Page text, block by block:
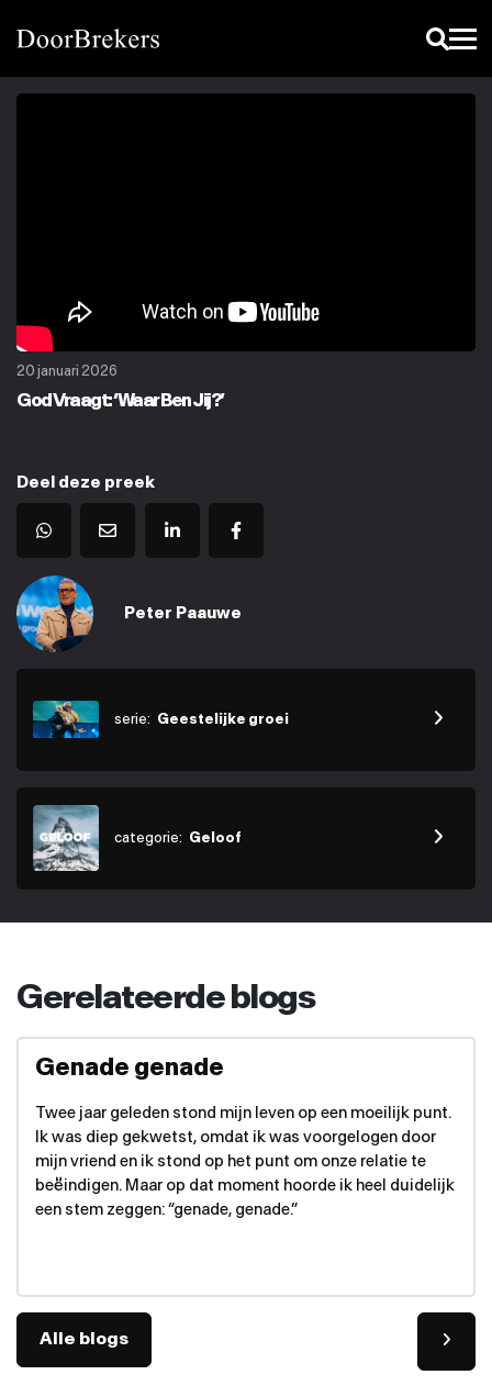
20 januari 2026
God Vraagt: ‘Waar Ben Jij?’
Deel deze preek
Peter Paauwe
serie: Geestelijke groei
categorie: Geloof
Gerelateerde blogs
Genade genade
Twee jaar geleden stond mijn leven op een moeilijk punt.
Ik was diep gekwetst, omdat ik was voorgelogen door
mijn vriend en ik stond op het punt om onze relatie te
beëindigen. Maar op dat moment hoorde ik heel duidelijk
een stem zeggen: “genade, genade.”
Alle blogs